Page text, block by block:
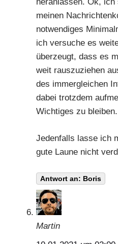
meinen
notwendiges
ich versuche es
überzeugt, dass es
weit rauszuziehen
des immergleichen
dabei trotzdem
Wichtiges zu bleiben.
Jedenfalls lasse ich
gute Laune nicht
Antwort an: Boris
Martin